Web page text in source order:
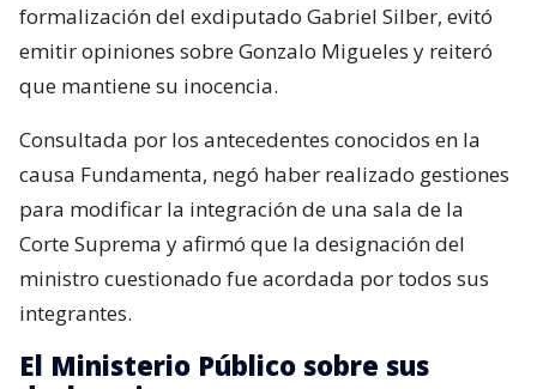
formalización del exdiputado Gabriel Silber, evitó
emitir opiniones sobre Gonzalo Migueles y reiteró
que mantiene su inocencia.
Consultada por los antecedentes conocidos en la
causa Fundamenta, negó haber realizado gestiones
para modificar la integración de una sala de la
Corte Suprema y afirmó que la designación del
ministro cuestionado fue acordada por todos sus
integrantes.
El Ministerio Público sobre sus